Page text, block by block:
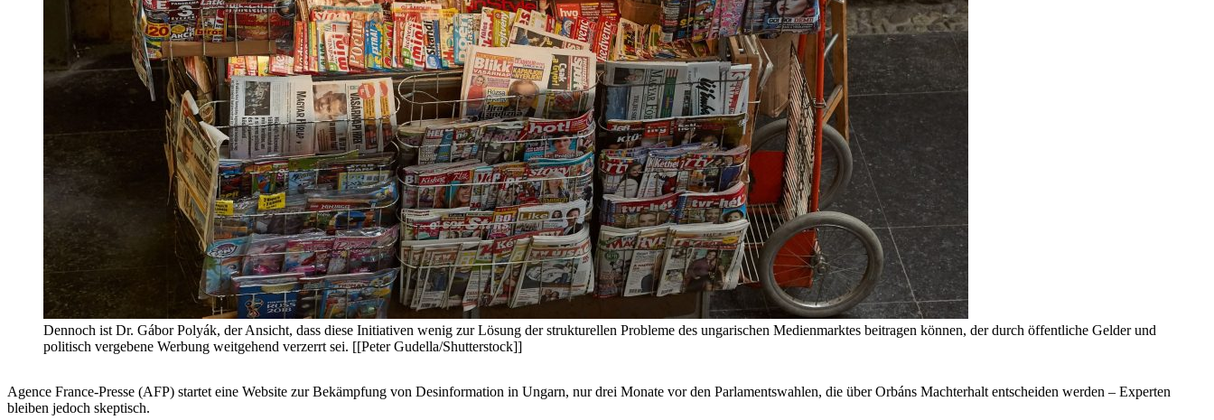
Dennoch ist Dr. Gábor Polyák, der Ansicht, dass diese Initiativen wenig zur Lösung der strukturellen Probleme des ungarischen Medienmarktes beitragen können, der durch öffentliche Gelder und
politisch vergebene Werbung weitgehend verzerrt sei. [[Peter Gudella/Shutterstock]]
Agence France-Presse (AFP) startet eine Website zur Bekämpfung von Desinformation in Ungarn, nur drei Monate vor den Parlamentswahlen, die über Orbáns Machterhalt entscheiden werden – Experten
bleiben jedoch skeptisch.